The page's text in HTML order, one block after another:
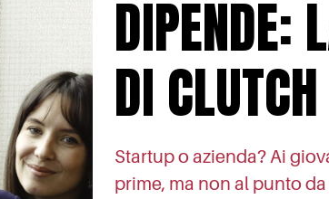
DIPENDE:
DI CLUTCH
Startup o azienda? Ai
prime, ma non al punto